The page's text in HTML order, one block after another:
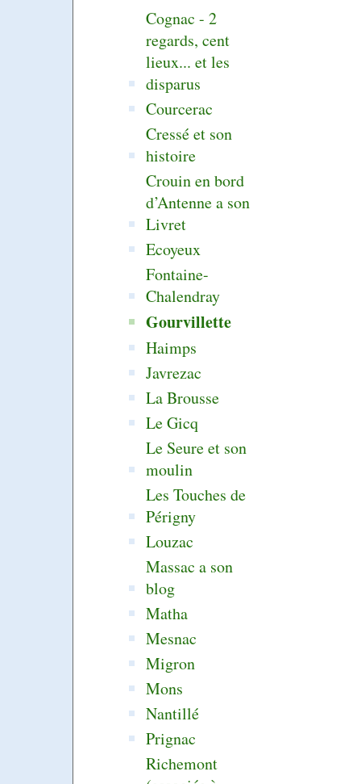
Cognac - 2
regards, cent
lieux... et les
disparus
Courcerac
Cressé et son
histoire
Crouin en bord
d’Antenne a son
Livret
Ecoyeux
Fontaine-
Chalendray
Gourvillette
Haimps
Javrezac
La Brousse
Le Gicq
Le Seure et son
moulin
Les Touches de
Périgny
Louzac
Massac a son
blog
Matha
Mesnac
Migron
Mons
Nantillé
Prignac
Richemont